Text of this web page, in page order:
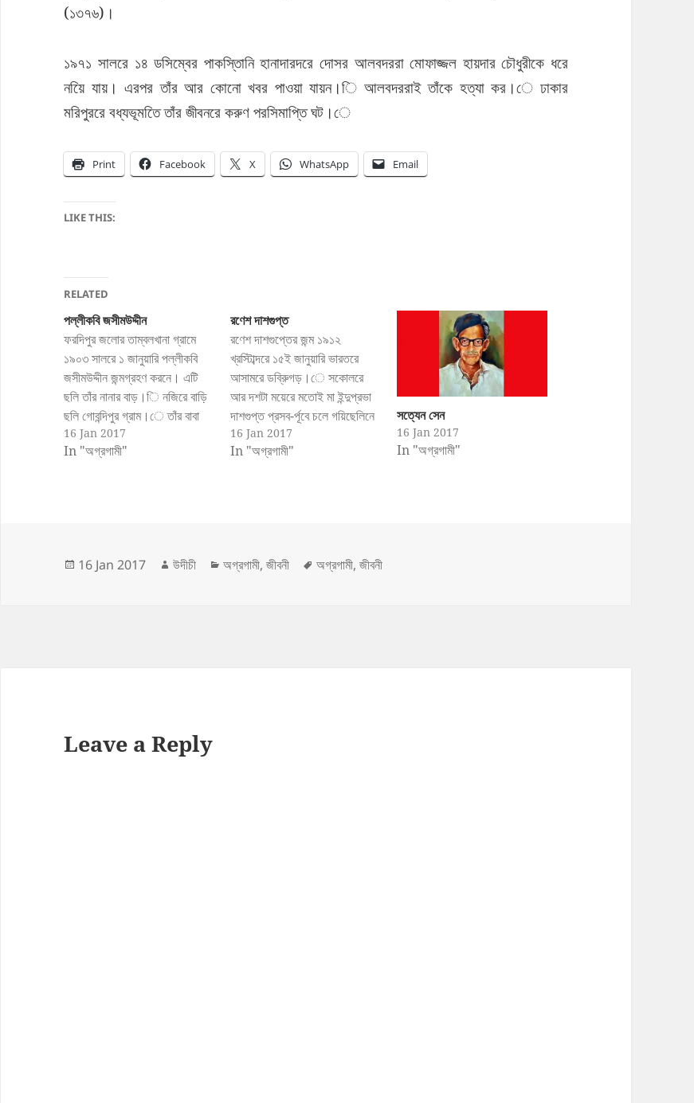
(১৩৭৬)।
১৯৭১ সালরে ১৪ ডসিম্বের পাকস্তিানি হানাদারদরে দোসর আলবদররা মোফাজ্জল হায়দার চৌধুরীকে ধরে
নয়িে যায়। এরপর তাঁর আর কোনো খবর পাওয়া যায়ন।ি আলবদররাই তাঁকে হত্যা কর।ে ঢাকার
মরিপুররে বধ্যভূমতিে তাঁর জীবনরে করুণ পরসিমাপ্তি ঘট।ে
Print Facebook X WhatsApp Email
LIKE THIS:
RELATED
পল্লীকবি জসীমউদ্দীন
ফরদিপুর জলোর তাম্বলখানা গ্রামে
১৯০৩ সালরে ১ জানুয়ারি পল্লীকবি
জসীমউদ্দীন জন্মগ্রহণ করনে। এটি
ছলি তাঁর নানার বাড়।ি নজিরে বাড়ি
ছলি গোবন্দিপুর গ্রাম।ে তাঁর বাবা
আনসার উদ্দীন ছলিনে ফরদিপুর হতিষৈী
এম.ই. স্কুলরে শক্ষিক। মায়রে নাম
16 Jan 2017
In "অগ্রগামী"
রণেশ দাশগুপ্ত
রণেশ দাশগুপ্তের জন্ম ১৯১২
খ্রস্টিাব্দরে ১৫ই জানুয়ারি ভারতরে
আসামরে ডব্রিুগড়।ে সকোলরে
আর দশটা ময়েরে মতোই মা ইন্দুপ্রভা
দাশগুপ্ত প্রসব-র্পূবে চলে গয়িছেলিনে
আসামরে ডব্রিুগড়ে তাঁর
পত্রিালয়।ে সখোনইে জন্মগ্রহণ
16 Jan 2017
In "অগ্রগামী"
সত্যেন সেন
16 Jan 2017
In "অগ্রগামী"
Posted
16 Jan 2017 Author
উদীচী Categories
অগ্রগামী,জীবনী Tags
অগ্রগামী,জীবনী
Leave a Reply